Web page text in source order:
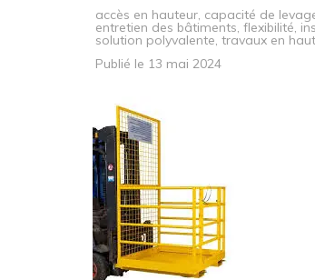
accès en hauteur, capacité de
entretien des bâtiments, flexibilité,
solution polyvalente, travaux en
Publié le 13 mai 2024